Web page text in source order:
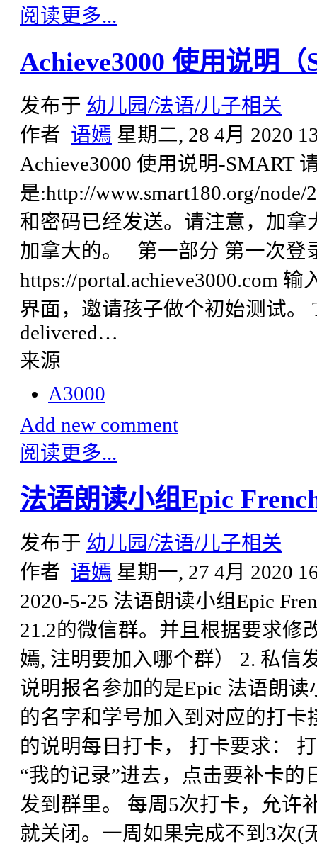
阅读更多...
Achieve3000 使用说明
发布于 幼儿园/法语/儿子相关
作者 语嫣 星期二, 28 4月 2020
Achieve3000 使用说明-SMART
是:http://www.smart180.org/
和密码已经发送。请注意，加拿
加拿大的。 第一部分 第一次登
https://portal.achieve3000.com
界面，邀请孩子做个初始测试。
delivered…
来源
A3000
Add new comment
阅读更多...
法语朗读小组Epic
发布于 幼儿园/法语/儿子相关
作者 语嫣 星期一, 27 4月 2020
2020-5-25 法语朗读小组Epic
21.2的微信群。并且根据要求修
嫣, 注明要加入哪个群） 2. 私信
说明报名参加的是Epic 法语朗
的名字和学号加入到对应的打卡
的说明每日打卡， 打卡要求：
“我的记录”进去，点击要补卡
发到群里。 每周5次打卡，允许
就关闭。一周如果完成不到3次(